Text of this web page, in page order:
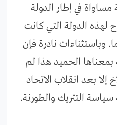
في إطار الدولة
لهذه الدولة التي كانت
نادرة فإن
بمعناها الحميد هذا لم
إلا بعد انقلاب الاتحاد
سياسة التتريك والطورنة.